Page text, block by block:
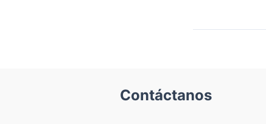
en
Contáctanos